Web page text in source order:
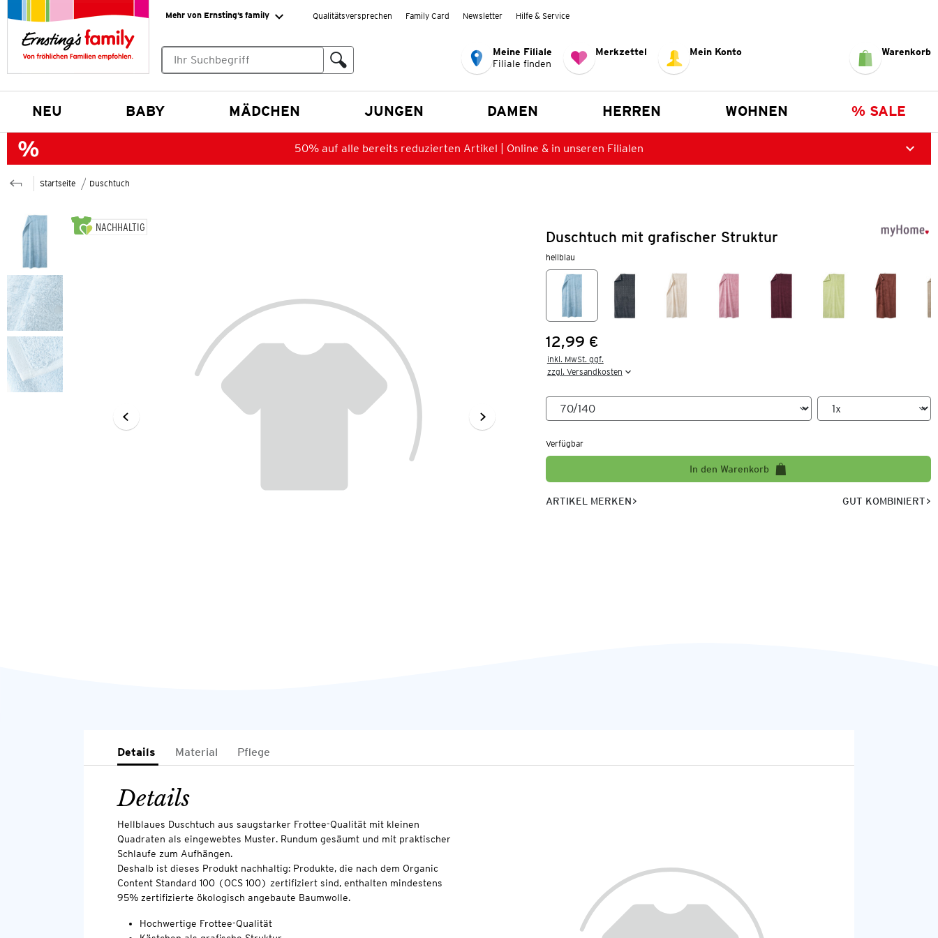
Mehr von Ernsting’s family Qualitätsversprechen Family Card Newsletter Hilfe & Service
Meine Filiale
Filiale finden
Merkzettel Mein Konto Warenkorb
NEU BABY MÄDCHEN JUNGEN DAMEN HERREN WOHNEN % SALE
50% auf alle bereits reduzierten Artikel | Online & in unseren Filialen
Startseite Duschtuch
NACHHALTIG
Duschtuch mit grafischer Struktur
hellblau
Preis:
12,99 €
inkl. MwSt. ggf.
zzgl. Versandkosten
Verfügbar
In den Warenkorb
ARTIKEL MERKEN GUT KOMBINIERT
Details Material Pflege
Details
Hellblaues Duschtuch aus saugstarker Frottee-Qualität mit kleinen
Quadraten als eingewebtes Muster. Rundum gesäumt und mit praktischer
Schlaufe zum Aufhängen.
Deshalb ist dieses Produkt nachhaltig: Produkte, die nach dem Organic
Content Standard 100 (OCS 100) zertifiziert sind, enthalten mindestens
95% zertifizierte ökologisch angebaute Baumwolle.
Hochwertige Frottee-Qualität